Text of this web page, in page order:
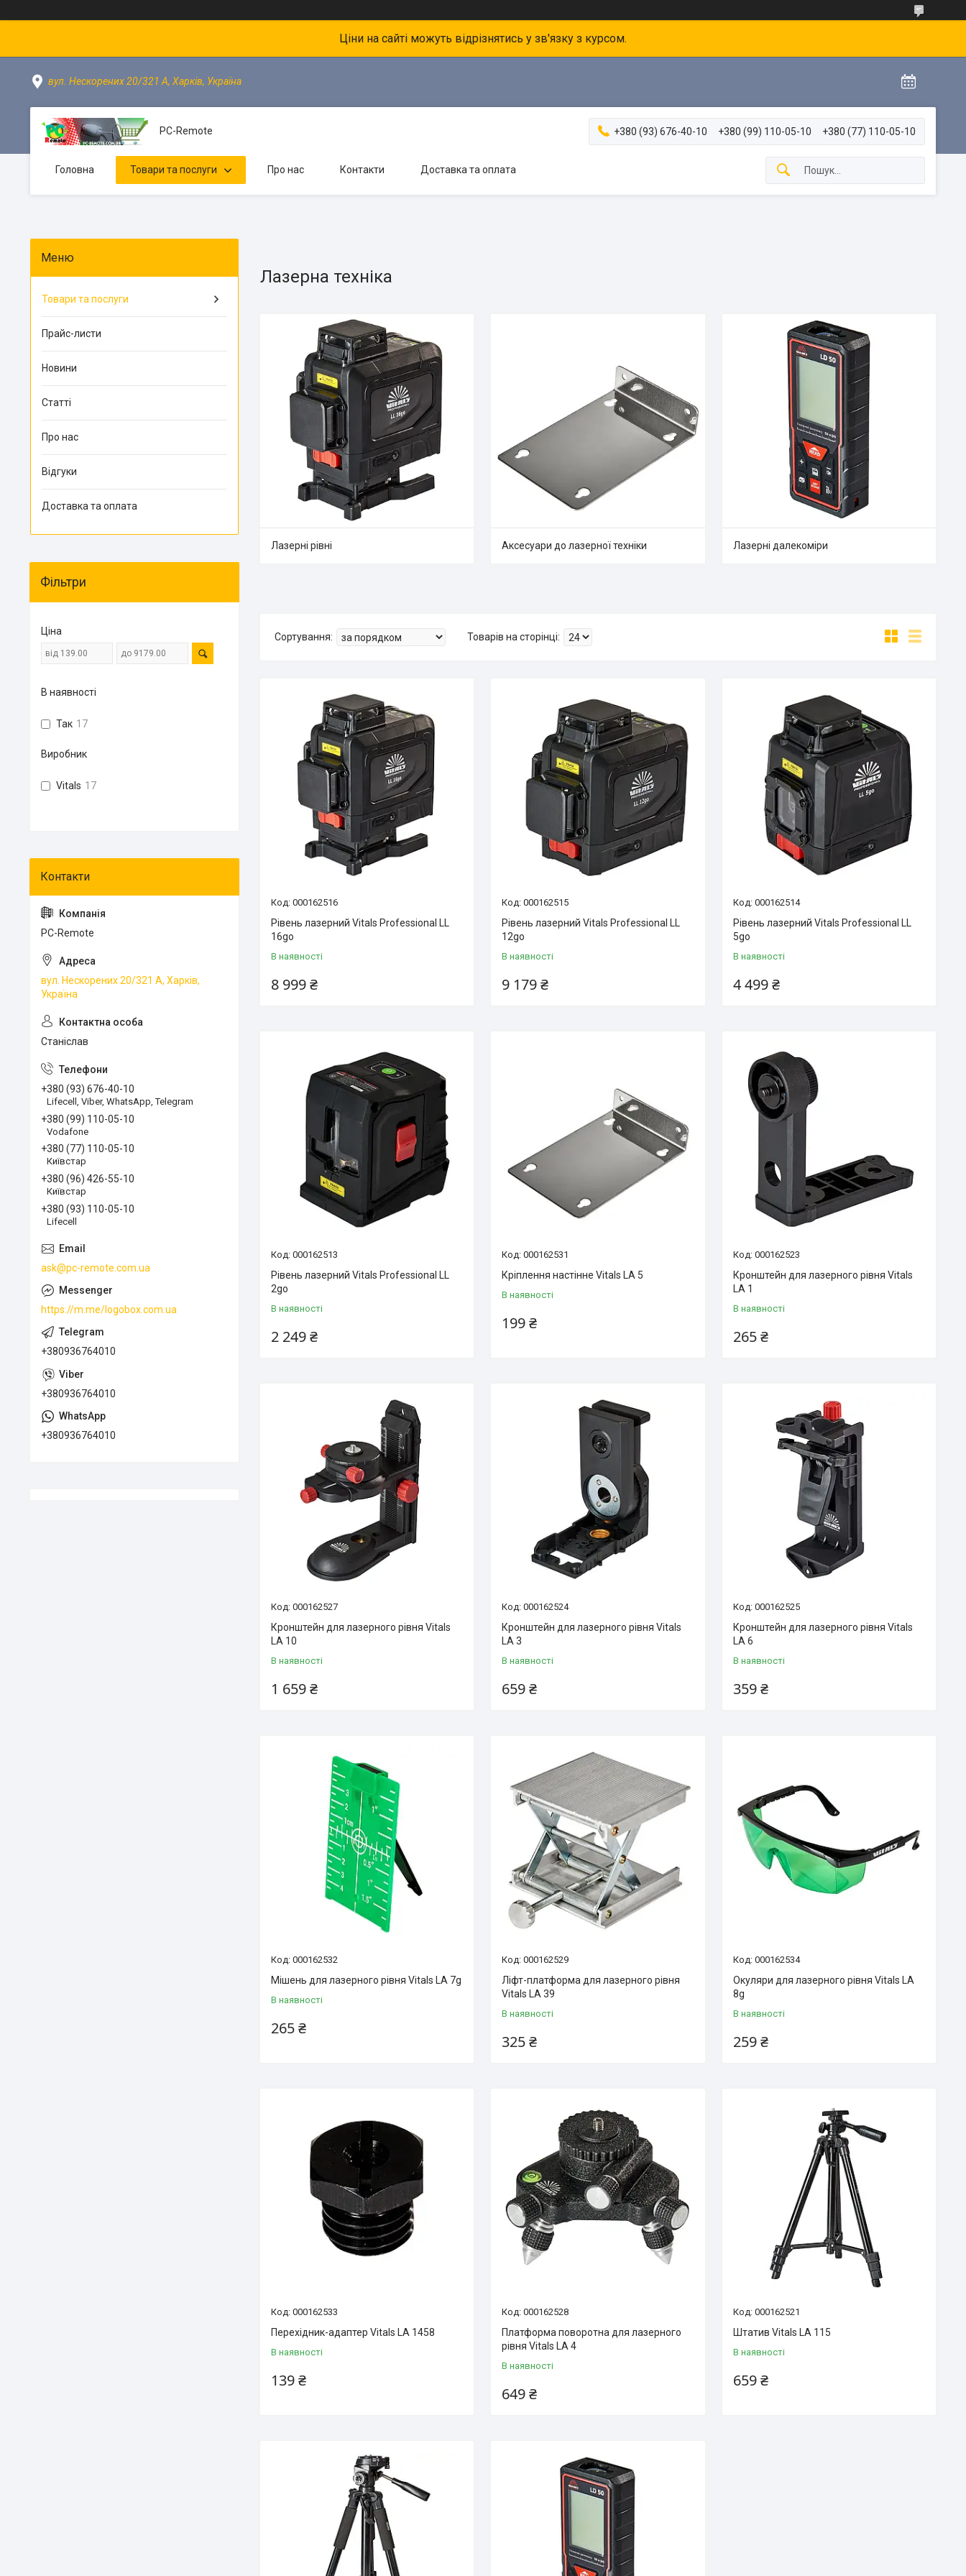
Ціни на сайті можуть відрізнятись у зв'язку з курсом.
вул. Нескорених 20/321 А, Харків, Україна
PC-Remote +380 (93) 676-40-10 +380 (99) 110-05-10 +380 (77) 110-05-10
Головна Товари та послуги Про нас Контакти Доставка та оплата
Лазерна техніка
Лазерні рівні Аксесуари до лазерної техніки Лазерні далекоміри
000162516
Рівень лазерний Vitals Professional LL
16go
В наявності
8 999 ₴
000162515
Рівень лазерний Vitals Professional LL
12go
В наявності
9 179 ₴
000162514
Рівень лазерний Vitals Professional LL
5go
В наявності
4 499 ₴
000162513
Рівень лазерний Vitals Professional LL
2go
В наявності
2 249 ₴
000162531
Кріплення настінне Vitals LA 5
В наявності
199 ₴
000162523
Кронштейн для лазерного рівня Vitals
LA 1
В наявності
265 ₴
000162527
Кронштейн для лазерного рівня Vitals
LA 10
В наявності
1 659 ₴
000162524
Кронштейн для лазерного рівня Vitals
LA 3
В наявності
659 ₴
000162525
Кронштейн для лазерного рівня Vitals
LA 6
В наявності
359 ₴
000162532
Мішень для лазерного рівня Vitals LA 7g
В наявності
265 ₴
000162529
Ліфт-платформа для лазерного рівня
Vitals LA 39
В наявності
325 ₴
000162534
Окуляри для лазерного рівня Vitals LA
8g
В наявності
259 ₴
000162533
Перехідник-адаптер Vitals LA 1458
В наявності
139 ₴
000162528
Платформа поворотна для лазерного
рівня Vitals LA 4
В наявності
649 ₴
000162521
Штатив Vitals LA 115
В наявності
659 ₴
Товари та послуги
Прайс-листи
Новини
Статті
Про нас
Відгуки
Доставка та оплата
Фільтри
Ціна
В наявності
Так 17
Виробник
Vitals 17
PC-Remote
вул. Нескорених 20/321 А, Харків,
Україна
Станіслав
+380 (93) 676-40-10
Lifecell, Viber, WhatsApp, Telegram
+380 (99) 110-05-10
Vodafone
+380 (77) 110-05-10
Київстар
+380 (96) 426-55-10
Київстар
+380 (93) 110-05-10
Lifecell
ask@pc-remote.com.ua
https://m.me/logobox.com.ua
+380936764010
+380936764010
+380936764010